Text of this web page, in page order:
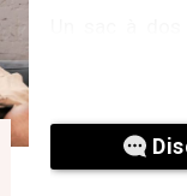
proximité.